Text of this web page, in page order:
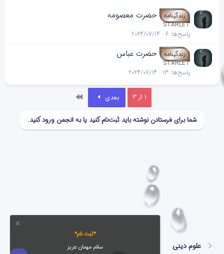
زندگینامه حضرت معصومه
STARLET
پاسخ‌ها 6
2024/07/14
زندگینامه حضرت عباس
STARLET
پاسخ‌ها 13
2024/07/14
1 از 3 بعدی
شما برای فرستادن نوشته باید ثبت‌نام کنید یا به انجمن ورود کنید.
علوم دینی
*ثبت نام*
سلام مهمان عزیز